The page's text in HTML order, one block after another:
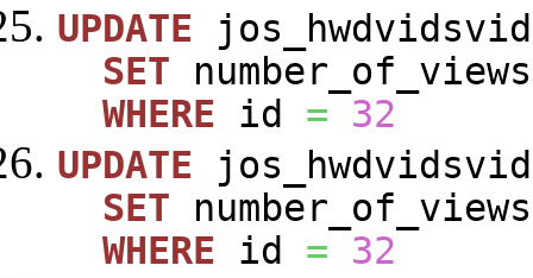
UPDATE
SET
WHERE id =
32
UPDATE
SET
WHERE id =
32